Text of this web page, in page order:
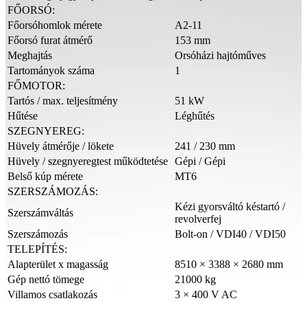
FŐORSÓ:
Főorsóhomlok mérete
A2-11
Főorsó furat átmérő
153 mm
Meghajtás
Orsóházi hajtóműves
Tartományok száma
1
FŐMOTOR:
Tartós / max. teljesítmény
51 kW
Hűtése
Léghűtés
SZEGNYEREG:
Hüvely átmérője / lökete
241 / 230 mm
Hüvely / szegnyeregtest működtetése Gépi / Gépi
Belső kúp mérete
MT6
SZERSZÁMOZÁS:
Szerszámváltás
Kézi gyorsváltó késtartó /
revolverfej
Szerszámozás
Bolt-on / VDI40 / VDI50
TELEPÍTÉS:
Alapterület x magasság
8510 × 3388 × 2680 mm
Gép nettó tömege
21000 kg
Villamos csatlakozás
3 × 400 V AC